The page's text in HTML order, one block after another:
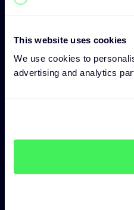
This website uses cookies
We use cookies to
advertising and analytics
Monitoring
Erkennung von Lizenzen
Penetration Testing